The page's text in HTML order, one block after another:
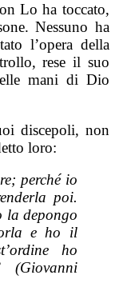
Lo ha toccato,
Nessuno ha
l’opera della
rese il suo
mani di Dio
discepoli, non
loro:
perché io
poi.
la depongo
e ho il
ho
(Giovanni